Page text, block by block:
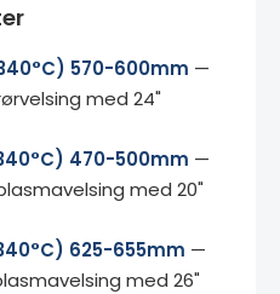
570-600mm —
med 24"
470-500mm —
med 20"
625-655mm —
med 26"